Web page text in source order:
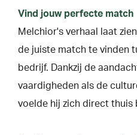
Vind jouw perfecte match
Melchior's verhaal laat
de juiste match te vinden
bedrijf. Dankzij de
vaardigheden als de
voelde hij zich direct thuis